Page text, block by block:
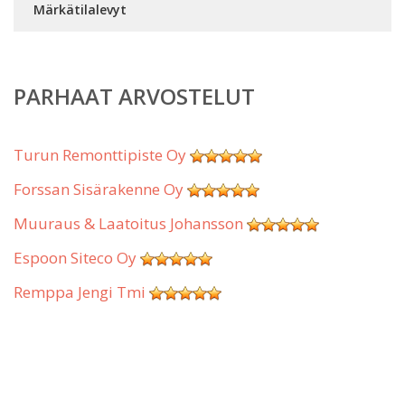
Märkätilalevyt
PARHAAT ARVOSTELUT
Turun Remonttipiste Oy
Forssan Sisärakenne Oy
Muuraus & Laatoitus Johansson
Espoon Siteco Oy
Remppa Jengi Tmi